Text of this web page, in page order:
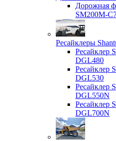
Дорожная
SM200M-
Ресайклеры
Ресайклер
DGL480
Ресайклер
DGL530
Ресайклер
DGL550N
Ресайклер
DGL700N